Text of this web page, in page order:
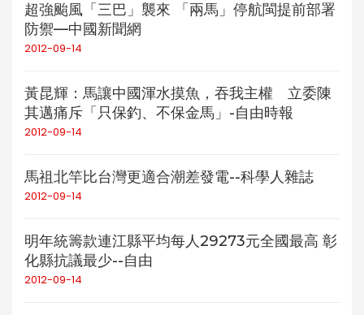
超強颱風「三巴」襲來 「兩馬」停航閩提前部署
防禦—中國新聞網
2012-09-14
黃昆輝：馬讓中國渾水摸魚，吞我主權 立委陳
其邁痛斥「只保釣、不保金馬」-自由時報
2012-09-14
馬祖北竿比台灣更適合潮差發電--科學人雜誌
2012-09-14
明年統籌款連江縣平均每人29273元全國最高 彰
化縣抗議最少--自由
2012-09-14